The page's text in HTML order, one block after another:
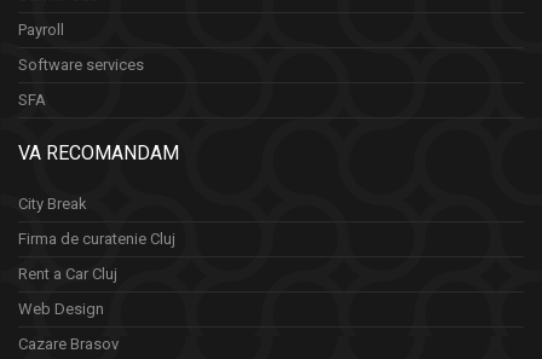
Payroll
Software services
SFA
VA RECOMANDAM
City Break
Firma de curatenie Cluj
Rent a Car Cluj
Web Design
Cazare Brasov